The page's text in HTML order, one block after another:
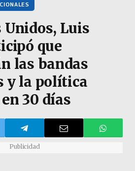
Unidos, Luis
que
las bandas
y la política
30 días
Publicidad